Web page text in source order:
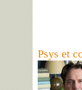
Psys et